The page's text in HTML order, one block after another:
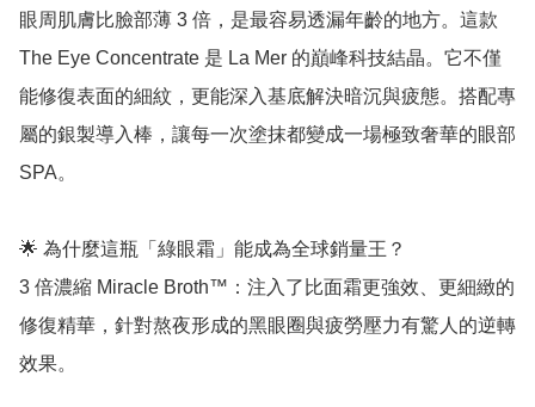
眼周肌膚比臉部薄 3 倍，是最容易透漏年齡的地方。這款
The Eye Concentrate 是 La Mer 的巔峰科技結晶。它不僅
能修復表面的細紋，更能深入基底解決暗沉與疲態。搭配專
屬的銀製導入棒，讓每一次塗抹都變成一場極致奢華的眼部
SPA。
🌟 為什麼這瓶「綠眼霜」能成為全球銷量王？
3 倍濃縮 Miracle Broth™：注入了比面霜更強效、更細緻的
修復精華，針對熬夜形成的黑眼圈與疲勞壓力有驚人的逆轉
效果。